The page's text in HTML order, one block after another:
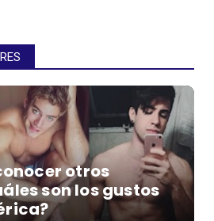
otros
son los gustos